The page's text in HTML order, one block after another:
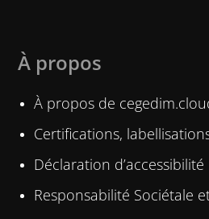
À propos
À propos de
Certifications,
Déclaration d’accessibilité
Responsabilité Sociétale